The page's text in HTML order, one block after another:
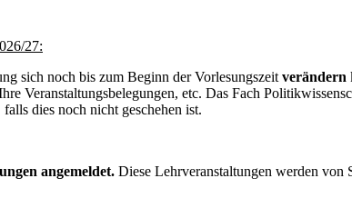
27:
sich noch bis zum Beginn der Vorlesungszeit verändern
Veranstaltungsbelegungen, etc. Das Fach
falls dies noch nicht geschehen ist.
angemeldet. Diese Lehrveranstaltungen werden von